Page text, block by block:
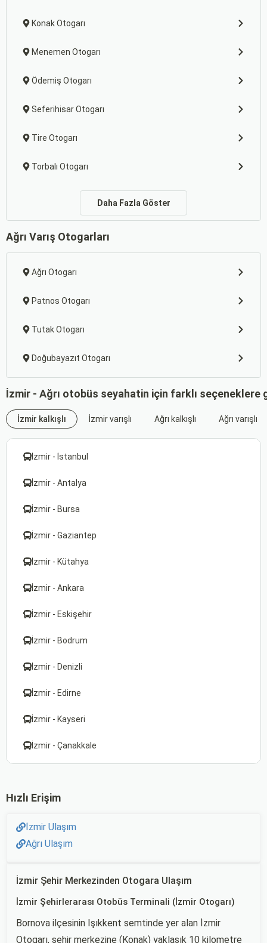
Konak Otogarı
Menemen Otogarı
Ödemiş Otogarı
Seferihisar Otogarı
Tire Otogarı
Torbalı Otogarı
Daha Fazla Göster
Ağrı Varış Otogarları
Ağrı Otogarı
Patnos Otogarı
Tutak Otogarı
Doğubayazıt Otogarı
İzmir - Ağrı otobüs seyahatin için farklı seçeneklere
İzmir kalkışlı İzmir varışlı Ağrı kalkışlı Ağrı varışlı
İzmir - İstanbul
İzmir - Antalya
İzmir - Bursa
İzmir - Gaziantep
İzmir - Kütahya
İzmir - Ankara
İzmir - Eskişehir
İzmir - Bodrum
İzmir - Denizli
İzmir - Edirne
İzmir - Kayseri
İzmir - Çanakkale
Hızlı Erişim
İzmir Ulaşım
Ağrı Ulaşım
İzmir Şehir Merkezinden Otogara Ulaşım
İzmir Şehirlerarası Otobüs Terminali (İzmir Otogarı)
Bornova ilçesinin Işıkkent semtinde yer alan İzmir
Otogarı, şehir merkezine (Konak) yaklaşık 10 kilometre